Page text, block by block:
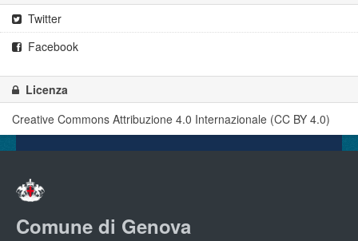
Twitter
Facebook
Licenza
Creative Commons Attribuzione 4.0 Internazionale (CC BY 4.0)
Comune di Genova